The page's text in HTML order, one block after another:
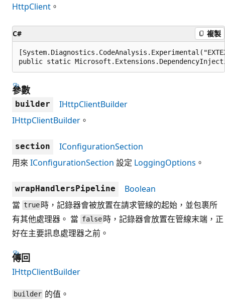
HttpClient 。
C# 複製
public static
參數
builder
IHttpClientBuilder
IHttpClientBuilder 。
section
IConfigurationSection
用來 IConfigurationSection 設定 LoggingOptions 。
wrapHandlersPipeline
Boolean
當 true 時，記錄器會被放置在請求管線的起始，並包裹所
有其他處理器。 當 false 時，記錄器會放置在管線末端，正
好在主要訊息處理器之前。
傳回
IHttpClientBuilder
builder 的值。